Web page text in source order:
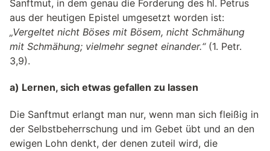
Sanftmut, in dem genau die Forderung des hl. Petrus
aus der heutigen Epistel umgesetzt worden ist:
„Vergeltet nicht Böses mit Bösem, nicht Schmähung
mit Schmähung; vielmehr segnet einander.“(1. Petr.
3,9).
a) Lernen, sich etwas gefallen zu lassen
Die Sanftmut erlangt man nur, wenn man sich fleißig in
der Selbstbeherrschung und im Gebet übt und an den
ewigen Lohn denkt, der denen zuteil wird, die